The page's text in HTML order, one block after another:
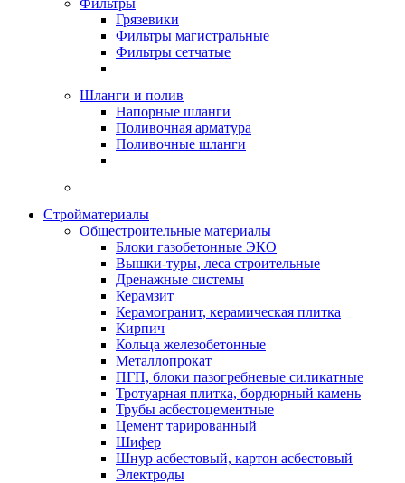
Фильтры
Грязевики
Фильтры магистральные
Фильтры сетчатые
Шланги и полив
Напорные шланги
Поливочная арматура
Поливочные шланги
Стройматериалы
Oбщестроительные материалы
Блоки газобетонные ЭКО
Вышки-туры, леса строительные
Дренажные системы
Керамзит
Керамогранит, керамическая плитка
Кирпич
Кольца железобетонные
Металлопрокат
ПГП, блоки пазогребневые силикатные
Тротуарная плитка, бордюрный камень
Трубы асбестоцементные
Цемент тарированный
Шифер
Шнур асбестовый, картон асбестовый
Электроды